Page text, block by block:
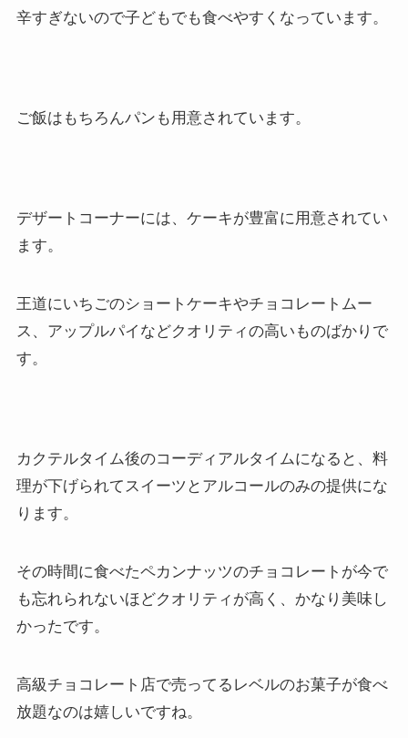
辛すぎないので子どもでも食べやすくなっています。
ご飯はもちろんパンも用意されています。
デザートコーナーには、ケーキが豊富に用意されてい
ます。
王道にいちごのショートケーキやチョコレートムー
ス、アップルパイなどクオリティの高いものばかりで
す。
カクテルタイム後のコーディアルタイムになると、料
理が下げられてスイーツとアルコールのみの提供にな
ります。
その時間に食べたペカンナッツのチョコレートが今で
も忘れられないほどクオリティが高く、かなり美味し
かったです。
高級チョコレート店で売ってるレベルのお菓子が食べ
放題なのは嬉しいですね。